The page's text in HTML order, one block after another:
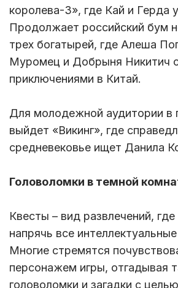
королева-3», где Кай и Герда
Продолжает российский бум
трех богатырей, где Алеша
Муромец и Добрыня Никитич
приключениями в Китай.
Для молодежной аудитории в
выйдет «Викинг», где
средневековье ищет Данила
Головоломки в темной
Квесты – вид развлечений,
напрячь все
Многие стремятся
персонажем игры, отгадывая
головоломки и загадки с